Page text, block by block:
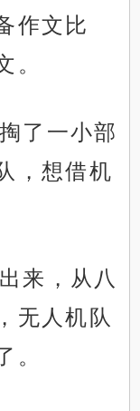
作文比
。
了一小部
，想借机
来，从八
无人机队
。